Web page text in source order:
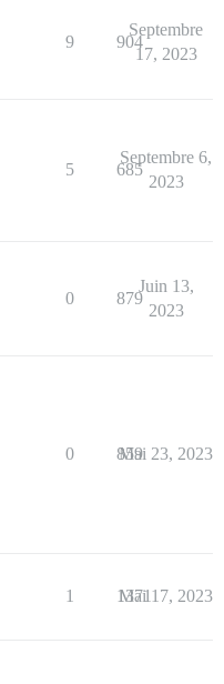
9 904
Septembre
17, 2023
5 685
Septembre 6,
2023
0 879
Juin 13,
2023
0 859
Mai 23, 2023
1 1371
Mai 17, 2023